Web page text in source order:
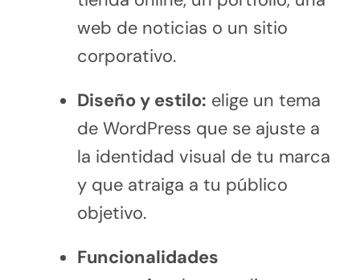
web de noticias o un sitio
corporativo.
Diseño y estilo: elige un tema
de WordPress que se ajuste a
la identidad visual de tu marca
y que atraiga a tu público
objetivo.
Funcionalidades